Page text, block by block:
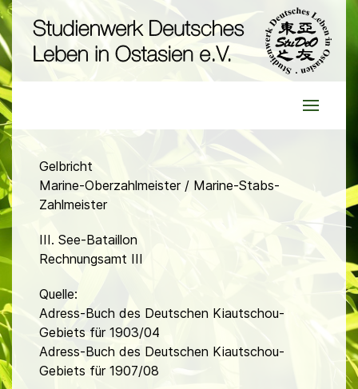
Gelbricht
Marine-Oberzahlmeister / Marine-Stabs-
Zahlmeister
III. See-Bataillon
Rechnungsamt III
Quelle:
Adress-Buch des Deutschen Kiautschou-
Gebiets für 1903/04
Adress-Buch des Deutschen Kiautschou-
Gebiets für 1907/08